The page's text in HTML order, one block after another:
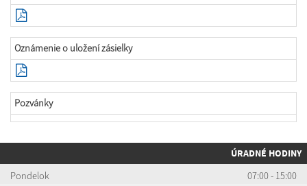
Oznámenie o uložení zásielky
Pozvánky
ÚRADNÉ HODINY
Pondelok
07:00 - 15:00